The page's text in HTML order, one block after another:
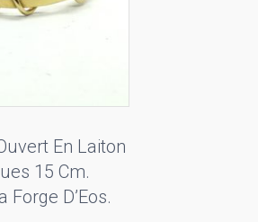
En Laiton
15 Cm.
Forge D’Eos.